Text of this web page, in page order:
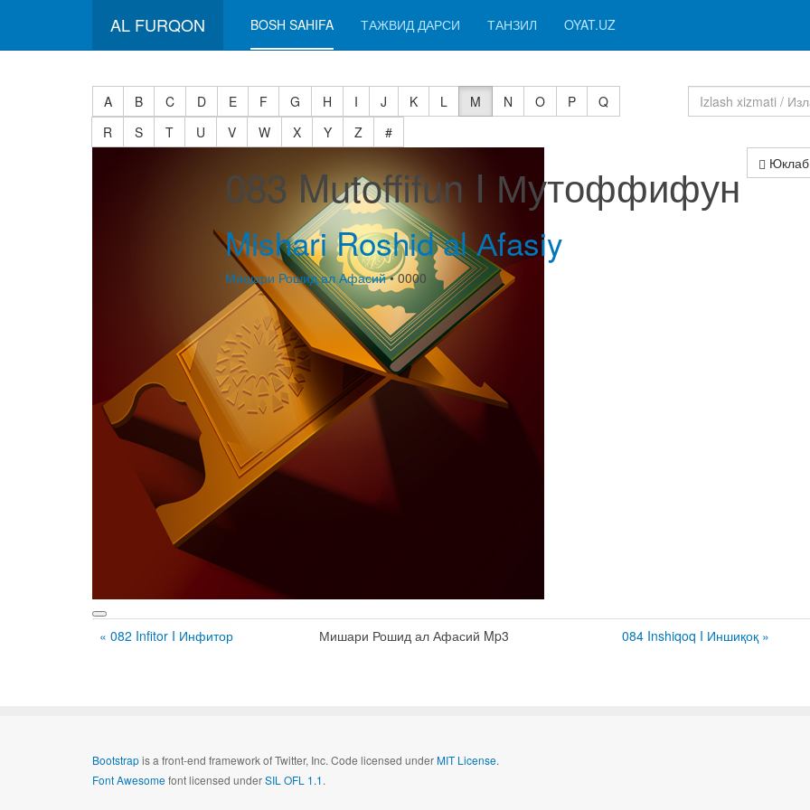
AL FURQON BOSH SAHIFA ТАЖВИД ДАРСИ ТАНЗИЛ OYAT.UZ
A B C D E F G H I J K L M N O P
Q
R
S T U V W X Y Z
#
083 Mutoffifun I Мутоффифун
Mishari Roshid al Аfasiy
Мишари Рошид ал Афасий• 0000
« 082 Infitor I Инфитор Мишари Рошид ал Афасий Mp3 084 Inshiqoq I Иншиқоқ »
Bootstrapis a front-end framework of Twitter, Inc. Code licensed underMIT License.
Font Awesomefont licensed underSIL OFL 1.1.